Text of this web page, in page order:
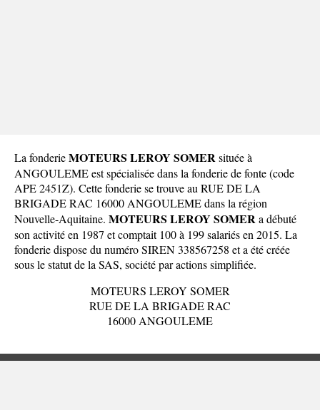
La fonderieMOTEURS LEROY SOMERsituée à
ANGOULEME est spécialisée dans la fonderie de fonte (code
APE 2451Z). Cette fonderie se trouve au RUE DE LA
BRIGADE RAC 16000 ANGOULEME dans la région
Nouvelle-Aquitaine. MOTEURS LEROY SOMERa débuté
son activité en 1987 et comptait 100 à 199 salariés en 2015. La
fonderie dispose du numéro SIREN 338567258 et a été créée
sous le statut de la SAS, société par actions simplifiée.
MOTEURS LEROY SOMER
RUE DE LA BRIGADE RAC
16000 ANGOULEME